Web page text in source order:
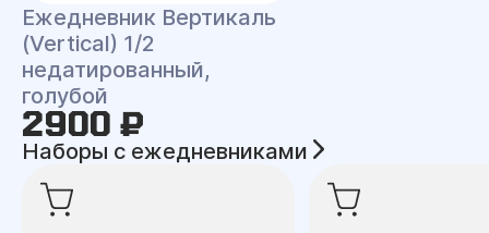
Ежедневник Вертикаль
(Vertical) 1/2
недатированный,
голубой
2900 ₽
Наборы с ежедневниками